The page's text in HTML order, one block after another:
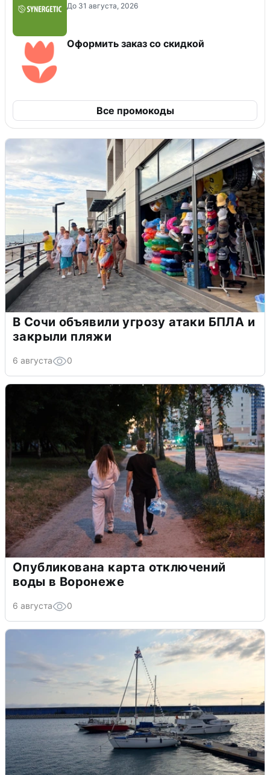
До 31 августа, 2026
Оформить заказ со скидкой
Все промокоды
В Сочи объявили угрозу атаки БПЛА и
закрыли пляжи
6 августа 0
Опубликована карта отключений
воды в Воронеже
6 августа 0